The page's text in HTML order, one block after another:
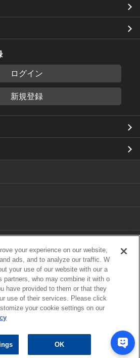
ログイン
新規登録
方針
INC. ALL RIGHTS RESERVED.
your experience on our website,
ads, and to analyze our traffic. W
your use of our website with our a
partners, who may combine it with o
have provided to them or that they
use of their services. Please click
your cookie settings on our
OK